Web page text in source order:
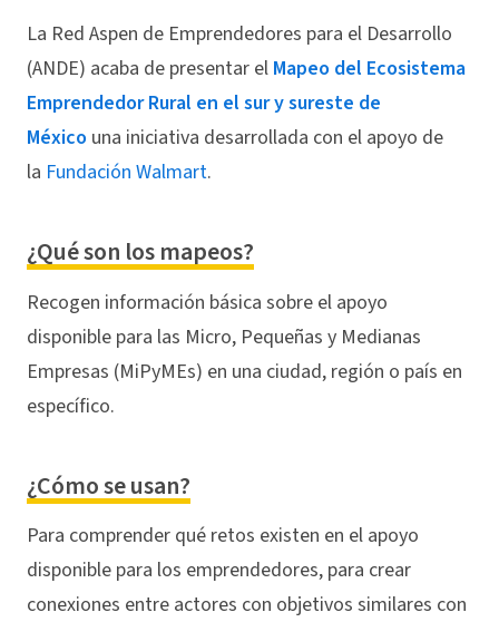
La Red Aspen de Emprendedores para el Desarrollo
(ANDE) acaba de presentar el Mapeo del Ecosistema
Emprendedor Rural en el sur y sureste de
México una iniciativa desarrollada con el apoyo de
la Fundación Walmart.
¿Qué son los mapeos?
Recogen información básica sobre el apoyo
disponible para las Micro, Pequeñas y Medianas
Empresas (MiPyMEs) en una ciudad, región o país en
específico.
¿Cómo se usan?
Para comprender qué retos existen en el apoyo
disponible para los emprendedores, para crear
conexiones entre actores con objetivos similares con